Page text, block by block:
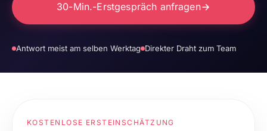
30-Min.-Erstgespräch anfragen
Antwort meist am selben Werktag Direkter Draht zum Team
KOSTENLOSE ERSTEINSCHÄTZUNG